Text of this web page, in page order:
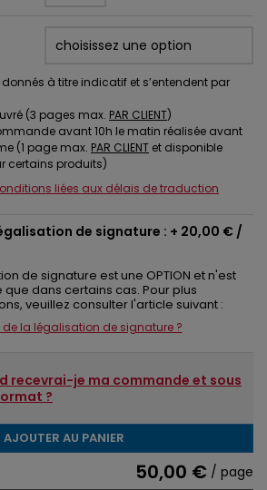
à titre indicatif et s’entendent par
(3 pages max. PAR CLIENT)
avant 10h le matin réalisée avant
(1 page max. PAR CLIENT et disponible
certains produits)
liées aux délais de traduction
de signature : + 20,00 € /
de signature est une OPTION et n'est
dans certains cas. Pour plus
veuillez consulter l'article suivant :
de la légalisation de signature ?
recevrai-je ma commande et sous
?
AJOUTER AU PANIER
50,00 € / page